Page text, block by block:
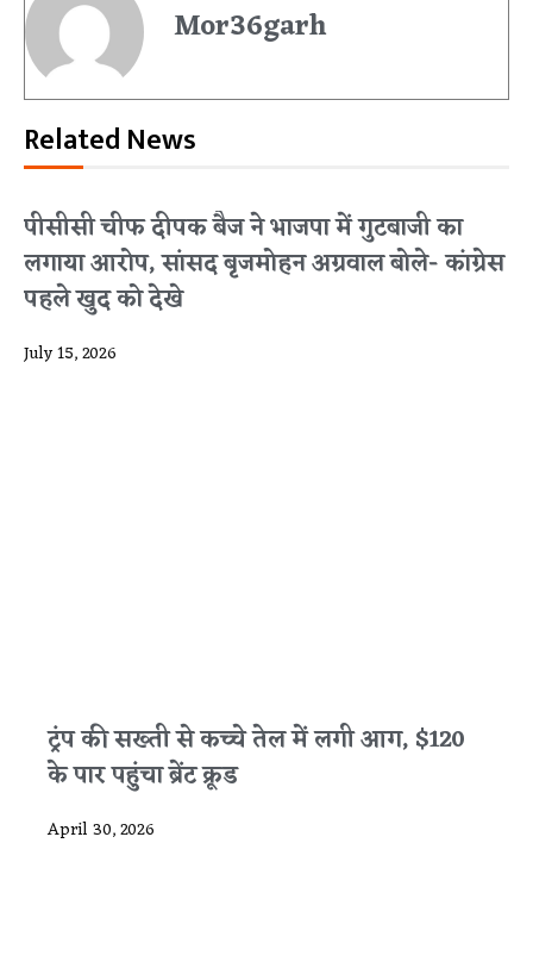
Mor36garh
Related News
पीसीसी चीफ दीपक बैज ने भाजपा में गुटबाजी का
लगाया आरोप, सांसद बृजमोहन अग्रवाल बोले- कांग्रेस
पहले खुद को देखे
July 15, 2026
ट्रंप की सख्ती से कच्चे तेल में लगी आग, $120
के पार पहुंचा ब्रेंट क्रूड
April 30, 2026